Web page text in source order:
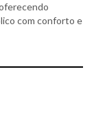
com conforto e